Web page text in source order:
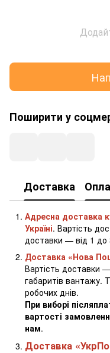
Поширити у
Доставка
Адресна доставка
Україні. Вартість
доставки — від 1 до
Доставка «Нова
Вартість доставки
габаритів вантажу.
робочих днів.
При виборі
вартості
нам.
Доставка